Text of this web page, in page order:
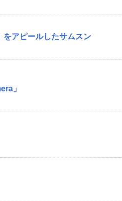
をアピールしたサムスン
」